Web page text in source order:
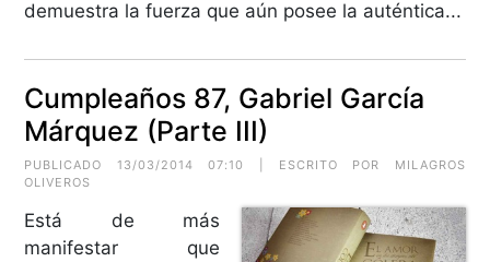
demuestra la fuerza que aún posee la auténtica...
Cumpleaños 87, Gabriel García
Márquez (Parte III)
PUBLICADO 13/03/2014 07:10 | ESCRITO POR MILAGROS
OLIVEROS
Está de más
manifestar que